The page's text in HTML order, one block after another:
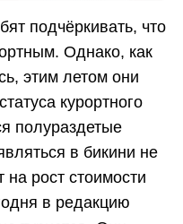
подчёркивать, что
Однако, как
этим летом они
курортного
полураздетые
в бикини не
на рост стоимости
в редакцию